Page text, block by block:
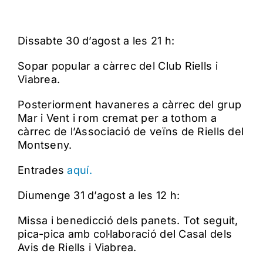
Dissabte 30 d’agost a les 21 h:
Sopar popular a càrrec del Club Riells i
Viabrea.
Posteriorment havaneres a càrrec del grup
Mar i Vent i rom cremat per a tothom a
càrrec de l’Associació de veïns de Riells del
Montseny.
Entrades aquí.
Diumenge 31 d’agost a les 12 h:
Missa i benedicció dels panets. Tot seguit,
pica-pica amb col·laboració del Casal dels
Avis de Riells i Viabrea.